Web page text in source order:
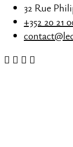
32 Rue
+352 20 21